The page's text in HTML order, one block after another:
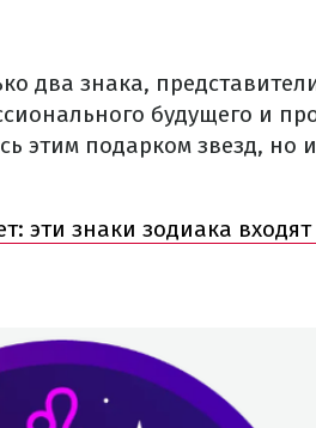
два знака,
будущего и
этим подарком звезд, но
эти знаки зодиака